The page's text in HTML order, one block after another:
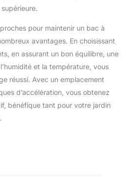
pour maintenir un bac à
avantages. En choisissant
en assurant un bon équilibre, une
et la température, vous
réussi. Avec un emplacement
d’accélération, vous obtenez
bénéfique tant pour votre jardin